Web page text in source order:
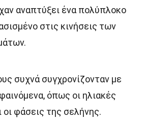
αναπτύξει ένα πολύπλοκο
στις κινήσεις των
συχνά συγχρονίζονταν με
όπως οι ηλιακές
οι φάσεις της σελήνης.